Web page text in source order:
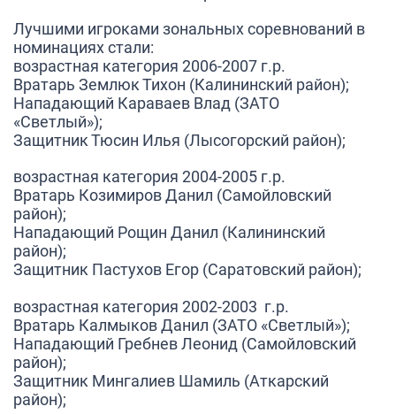
Лучшими игроками зональных соревнований в
номинациях стали:
возрастная категория 2006-2007 г.р.
Вратарь Землюк Тихон (Калининский район);
Нападающий Караваев Влад (ЗАТО
«Светлый»);
Защитник Тюсин Илья (Лысогорский район);
возрастная категория 2004-2005 г.р.
Вратарь Козимиров Данил (Самойловский
район);
Нападающий Рощин Данил (Калининский
район);
Защитник Пастухов Егор (Саратовский район);
возрастная категория 2002-2003 г.р.
Вратарь Калмыков Данил (ЗАТО «Светлый»);
Нападающий Гребнев Леонид (Самойловский
район);
Защитник Мингалиев Шамиль (Аткарский
район);